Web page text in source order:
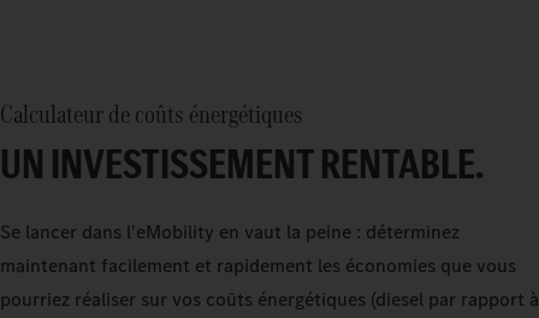
Calculateur de coûts énergétiques
UN INVESTISSEMENT RENTABLE.
​Se lancer dans l'eMobility en vaut la peine : déterminez
maintenant facilement et rapidement les économies que vous
pourriez réaliser sur vos coûts énergétiques (diesel par rapport à